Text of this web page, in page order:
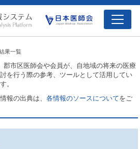
果一覧
郡市区医師会や会員が、自地域の将来の医療
を行う際の参考、ツールとして活用してい
。
報の出典は、各情報のソースについてをご